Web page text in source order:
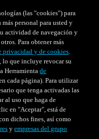
(las "cookies") para
personal para usted y
actividad de navegación y
Para obtener más
privacidad y de cookies.
lo que incluye revocar su
Herramientade
cada página). Para utilizar
que tenga activadas las
al uso que haga de
en "Aceptar", está de
dichos fines, así como
yempresas del grupo